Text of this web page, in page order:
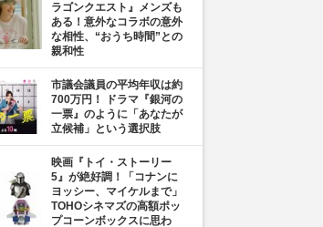
ラゴンクエスト』メンズも
ある！意外なコラボの意外
な相性、“おうち時間”との
親和性
市議会議員の平均年収は約
700万円！ ドラマ『銀河の
一票』のように「あなたが
立候補」という選択肢
映画『トイ・ストーリー
5』が絶好調！「コナンに
ヨッシー、マイケルまで」
TOHOシネマズの高額ポッ
プコーンボックスに思わ